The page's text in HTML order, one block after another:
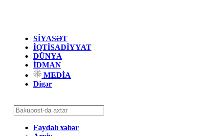
SİYASƏT
İQTİSADİYYAT
DÜNYA
İDMAN
MEDİA
Digər
Faydalı xəbər